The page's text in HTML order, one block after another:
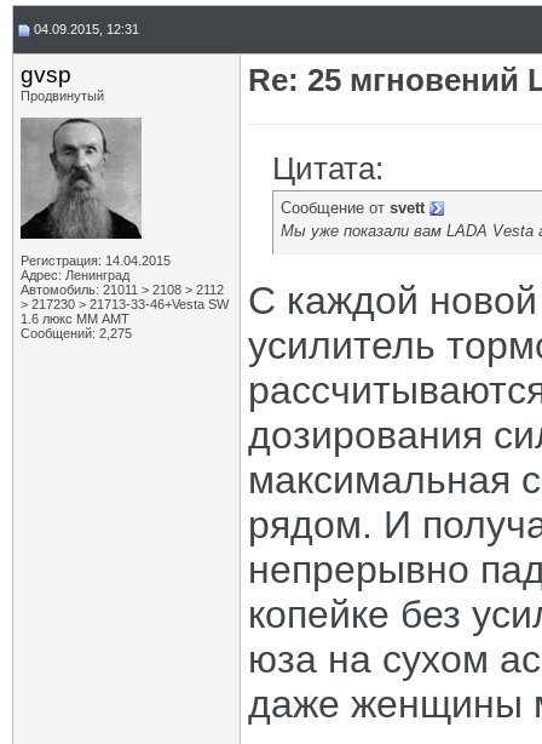
04.09.2015, 12:31
gvsp
Продвинутый
Регистрация: 14.04.2015
Адрес: Ленинград
Автомобиль: 21011 > 2108 > 2112
> 217230 > 21713-33-46+Vesta SW
1.6 люкс ММ АМТ
Сообщений: 2,275
Re: 25 мгновений
Цитата:
Сообщение от svett
Мы уже показали вам LADA Vesta
С каждой
усилитель
дозирования
максимальная
рядом. И
непрерывно
копейке без
юза на сухом
даже женщины